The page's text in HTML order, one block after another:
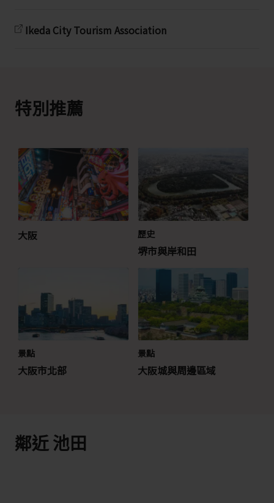
Ikeda City Tourism Association
特別推薦
大阪 歷史
堺市與岸和田
景點
大阪市北部
景點
大阪城與周邊區域
鄰近 池田